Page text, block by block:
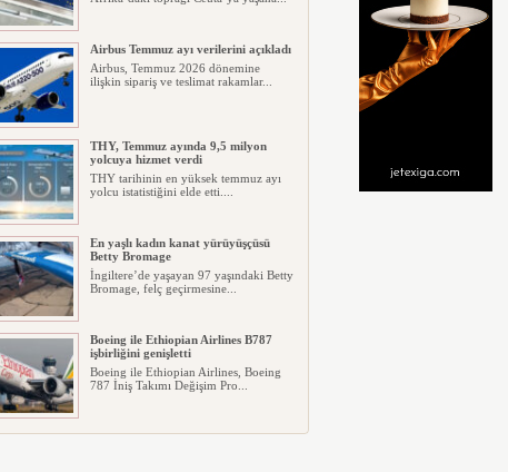
Airbus Temmuz ayı verilerini açıkladı
Airbus, Temmuz 2026 dönemine
ilişkin sipariş ve teslimat rakamlar...
THY, Temmuz ayında 9,5 milyon
yolcuya hizmet verdi
THY tarihinin en yüksek temmuz ayı
yolcu istatistiğini elde etti....
En yaşlı kadın kanat yürüyüşçüsü
Betty Bromage
İngiltere’de yaşayan 97 yaşındaki Betty
Bromage, felç geçirmesine...
Boeing ile Ethiopian Airlines B787
işbirliğini genişletti
Boeing ile Ethiopian Airlines, Boeing
787 İniş Takımı Değişim Pro...
A319 orman yangınlarında